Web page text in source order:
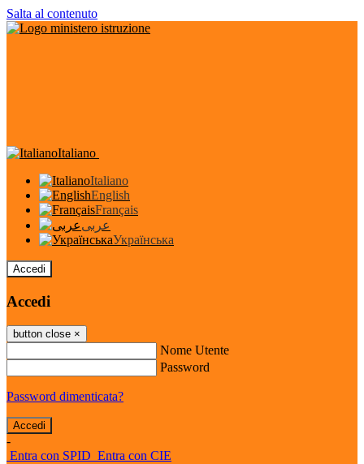
Salta al contenuto
Italiano
Italiano
English
Français
عربى
Українська
Accedi
Accedi
button close ×
Nome Utente
Password
Password dimenticata?
-
Entra con SPID Entra con CIE